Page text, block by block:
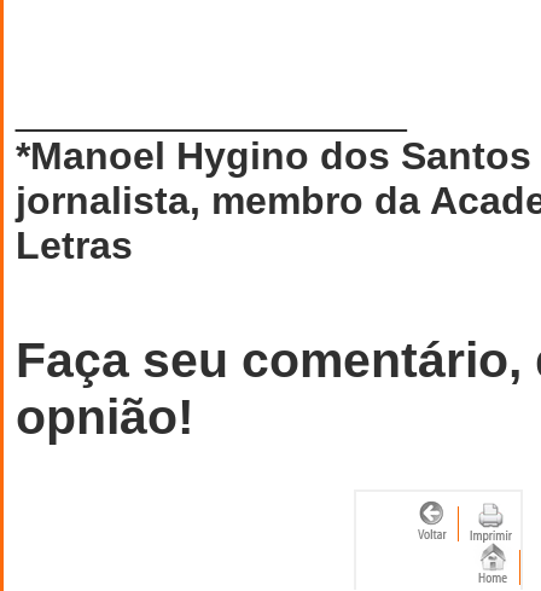
*Manoel Hygino dos
jornalista, membro da
Letras
Faça seu comentário,
opnião!